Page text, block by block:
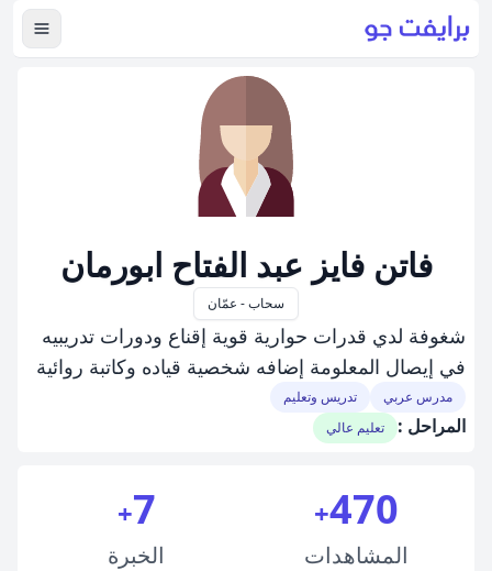
عرض
فاتن فايز عبد الفتاح ابورمان
سحاب - عمّان
شغوفة لدي قدرات حوارية قوية إقناع ودورات تدريبيه
في إيصال المعلومة إضافه شخصية قياده وكاتبة روائية
مدرس عربي تدريس وتعليم
المراحل : تعليم عالي
470
+
المشاهدات
7
+
الخبرة